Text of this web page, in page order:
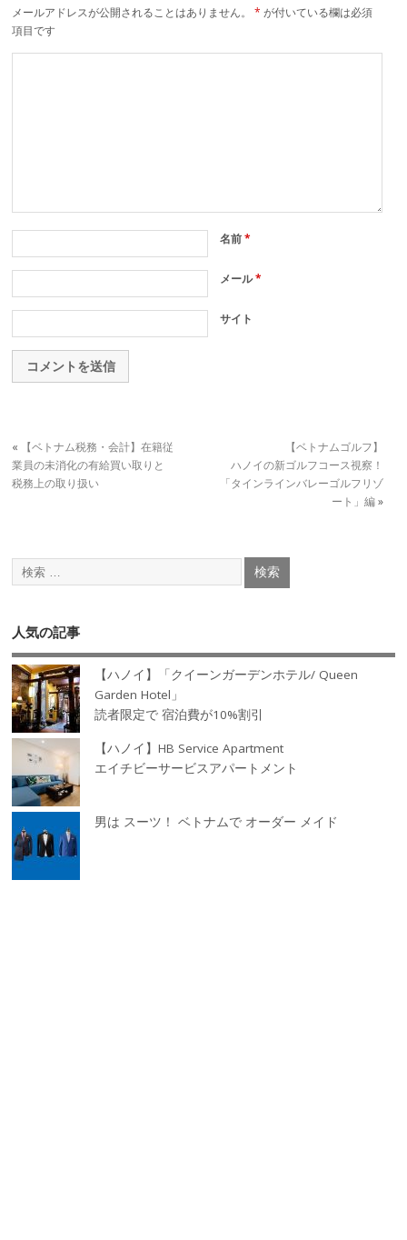
メールアドレスが公開されることはありません。 * が付いている欄は必須
項目です
名前*
メール*
サイト
«
【ベトナム税務・会計】在籍従
業員の未消化の有給買い取りと
税務上の取り扱い
【ベトナムゴルフ】
ハノイの新ゴルフコース視察！
「タインラインバレーゴルフリゾ
ート」編»
人気の記事
【ハノイ】「クイーンガーデンホテル/ Queen
Garden Hotel」
読者限定で 宿泊費が10%割引
【ハノイ】HB Service Apartment
エイチビーサービスアパートメント
男は スーツ！ ベトナムで オーダー メイド